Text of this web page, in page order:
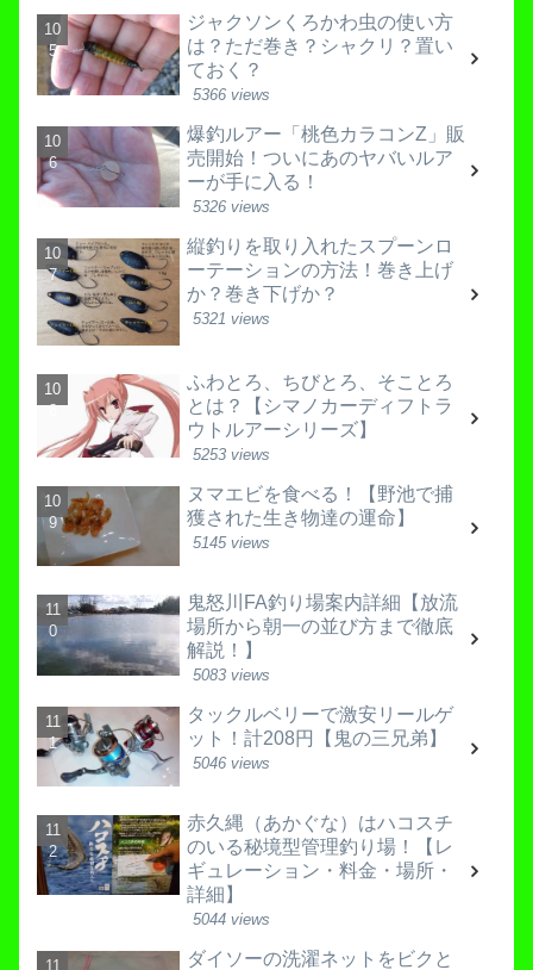
ジャクソンくろかわ虫の使い方
は？ただ巻き？シャクリ？置い
ておく？
5366 views
爆釣ルアー「桃色カラコンZ」販
売開始！ついにあのヤバいルア
ーが手に入る！
5326 views
縦釣りを取り入れたスプーンロ
ーテーションの方法！巻き上げ
か？巻き下げか？
5321 views
ふわとろ、ちびとろ、そことろ
とは？【シマノカーディフトラ
ウトルアーシリーズ】
5253 views
ヌマエビを食べる！【野池で捕
獲された生き物達の運命】
5145 views
鬼怒川FA釣り場案内詳細【放流
場所から朝一の並び方まで徹底
解説！】
5083 views
タックルベリーで激安リールゲ
ット！計208円【鬼の三兄弟】
5046 views
赤久縄（あかぐな）はハコスチ
のいる秘境型管理釣り場！【レ
ギュレーション・料金・場所・
詳細】
5044 views
ダイソーの洗濯ネットをビクと